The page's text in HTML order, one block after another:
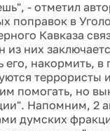
- отметил
поправок в
Кавказа
них
накормить, в
террористы
помогать, но
Напомним, 2
думских